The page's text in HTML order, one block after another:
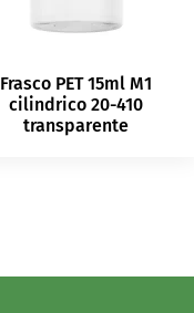
Frasco PET 15ml M1
cilindrico 20-410
transparente